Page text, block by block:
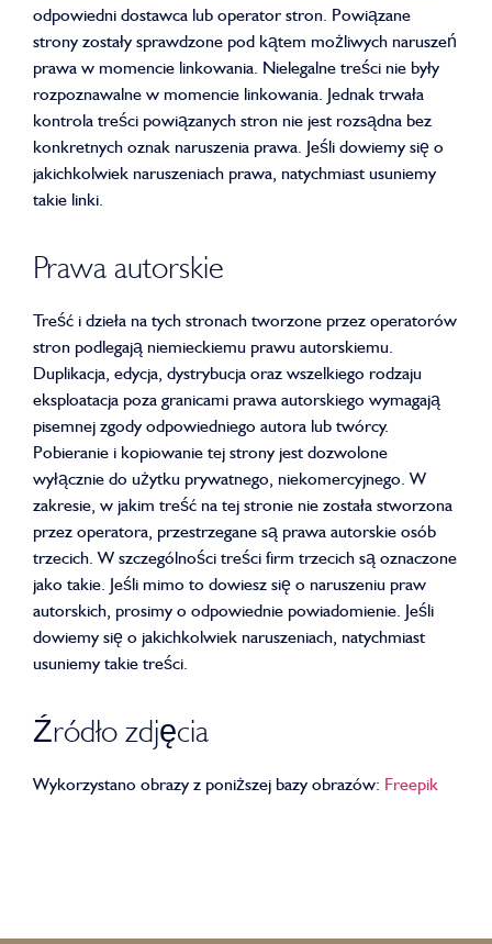
odpowiedni dostawca lub operator stron. Powiązane
strony zostały sprawdzone pod kątem możliwych naruszeń
prawa w momencie linkowania. Nielegalne treści nie były
rozpoznawalne w momencie linkowania. Jednak trwała
kontrola treści powiązanych stron nie jest rozsądna bez
konkretnych oznak naruszenia prawa. Jeśli dowiemy się o
jakichkolwiek naruszeniach prawa, natychmiast usuniemy
takie linki.
Prawa autorskie
Treść i dzieła na tych stronach tworzone przez operatorów
stron podlegają niemieckiemu prawu autorskiemu.
Duplikacja, edycja, dystrybucja oraz wszelkiego rodzaju
eksploatacja poza granicami prawa autorskiego wymagają
pisemnej zgody odpowiedniego autora lub twórcy.
Pobieranie i kopiowanie tej strony jest dozwolone
wyłącznie do użytku prywatnego, niekomercyjnego. W
zakresie, w jakim treść na tej stronie nie została stworzona
przez operatora, przestrzegane są prawa autorskie osób
trzecich. W szczególności treści firm trzecich są oznaczone
jako takie. Jeśli mimo to dowiesz się o naruszeniu praw
autorskich, prosimy o odpowiednie powiadomienie. Jeśli
dowiemy się o jakichkolwiek naruszeniach, natychmiast
usuniemy takie treści.
Źródło zdjęcia
Wykorzystano obrazy z poniższej bazy obrazów: Freepik